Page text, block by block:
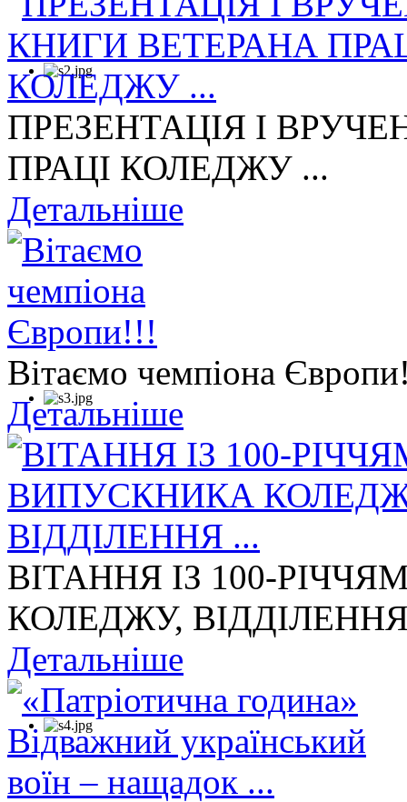
ПРЕЗЕНТАЦІЯ І
ПРАЦІ КОЛЕДЖУ ...
Детальніше
Вітаємо чемпіона
Детальніше
ВІТАННЯ ІЗ 100-
КОЛЕДЖУ,
Детальніше